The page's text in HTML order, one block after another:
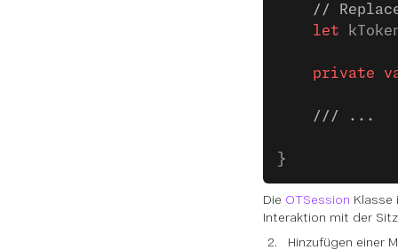
//
    let
    private
    /// ...
}
Die OTSession Klasse
Interaktion mit der
Hinzufügen einer